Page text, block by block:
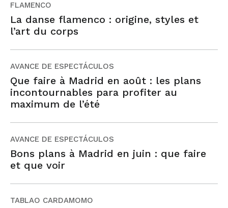
FLAMENCO
La danse flamenco : origine, styles et
l’art du corps
AVANCE DE ESPECTÁCULOS
Que faire à Madrid en août : les plans
incontournables para profiter au
maximum de l’été
AVANCE DE ESPECTÁCULOS
Bons plans à Madrid en juin : que faire
et que voir
TABLAO CARDAMOMO